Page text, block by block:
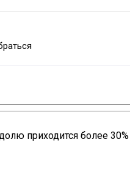
приходится более